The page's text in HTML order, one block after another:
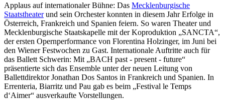
Applaus auf internationaler Bühne: Das Mecklenburgische
Staatstheaterund sein Orchester konnten in diesem Jahr Erfolge in
Österreich, Frankreich und Spanien feiern. So waren Theater und
Mecklenburgische Staatskapelle mit der Koproduktion „SANCTA“,
der ersten Opernperformance von Florentina Holzinger, im Juni bei
den Wiener Festwochen zu Gast. Internationale Auftritte auch für
das Ballett Schwerin: Mit „BACH past - present - future“
präsentierte sich das Ensemble unter der neuen Leitung von
Ballettdirektor Jonathan Dos Santos in Frankreich und Spanien. In
Errenteria, Biarritz und Pau gab es beim „Festival le Temps
d‘Aimer“ ausverkaufte Vorstellungen.